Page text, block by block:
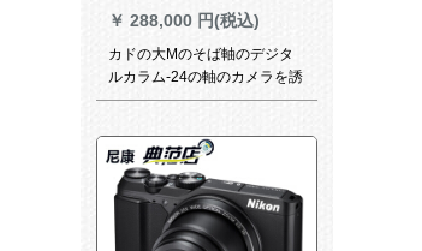
￥ 288,000 円(税込)
カドの大Mのそば軸のデジタ
ルカラム-24の軸のカメラを誘
引してカドの大きなMの銀色